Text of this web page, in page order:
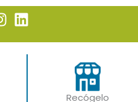
Recógelo